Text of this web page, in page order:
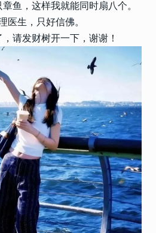
鱼，这样我就能同时扇八个。
医生，只好信佛。
请发财树开一下，谢谢！